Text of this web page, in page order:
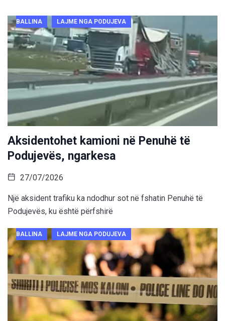
BALLINA LAJME NGA PODUJEVA
Aksidentohet kamioni në Penuhë të
Podujevës, ngarkesa
27/07/2026
Një aksident trafiku ka ndodhur sot në fshatin Penuhë të
Podujevës, ku është përfshirë
BALLINA LAJME NGA PODUJEVA